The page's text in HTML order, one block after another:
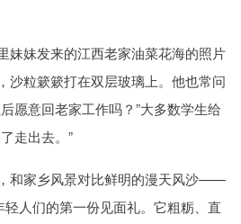
妹妹发来的江西老家油菜花海的照片
沙粒簌簌打在双层玻璃上。他也常问
愿意回老家工作吗？”大多数学生给
走出去。”
和家乡风景对比鲜明的漫天风沙——
轻人们的第一份见面礼。它粗粝、直